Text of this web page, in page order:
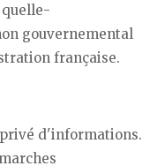
quelle-
gouvernemental
française.
d'informations.